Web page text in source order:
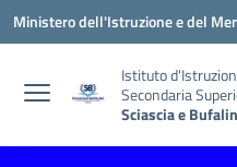
Vai ai contenuti
Vai al menu di navigazione
Vai al footer
Ministero dell'Istruzione e del
Istituto
Secondaria
Sciascia e